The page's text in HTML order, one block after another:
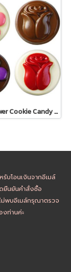
Wilton Flower Cookie Candy Mold
บโอนเงินจากอีเมล์
ยืนยันคำสั่งซื้อ
พบอีเมล์กรุณาตรวจ
ท่านค่ะ